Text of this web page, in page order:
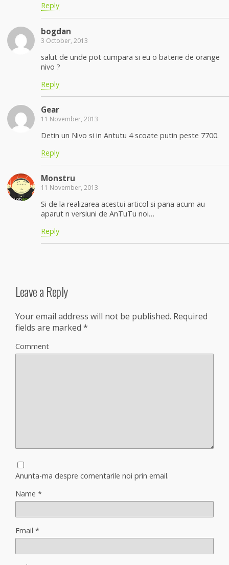
Reply
bogdan
3 October, 2013
salut de unde pot cumpara si eu o baterie de orange
nivo ?
Reply
Gear
11 November, 2013
Detin un Nivo si in Antutu 4 scoate putin peste 7700.
Reply
Monstru
11 November, 2013
Si de la realizarea acestui articol si pana acum au
aparut n versiuni de AnTuTu noi…
Reply
Leave a Reply
Your email address will not be published. Required
fields are marked *
Comment
Anunta-ma despre comentarile noi prin email.
Name *
Email *